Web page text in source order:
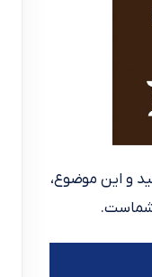
و این موضوع،
شماست.